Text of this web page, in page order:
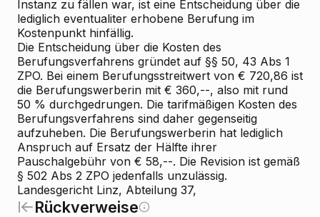
Instanz zu fällen war, ist eine Entscheidung über die
lediglich eventualiter erhobene Berufung im
Kostenpunkt hinfällig.
Die Entscheidung über die Kosten des
Berufungsverfahrens gründet auf §§ 50, 43 Abs 1
ZPO. Bei einem Berufungsstreitwert von € 720,86 ist
die Berufungswerberin mit € 360,--, also mit rund
50 % durchgedrungen. Die tarifmäßigen Kosten des
Berufungsverfahrens sind daher gegenseitig
aufzuheben. Die Berufungswerberin hat lediglich
Anspruch auf Ersatz der Hälfte ihrer
Pauschalgebühr von € 58,--. Die Revision ist gemäß
§ 502 Abs 2 ZPO jedenfalls unzulässig.
Landesgericht Linz, Abteilung 37,
Rückverweise